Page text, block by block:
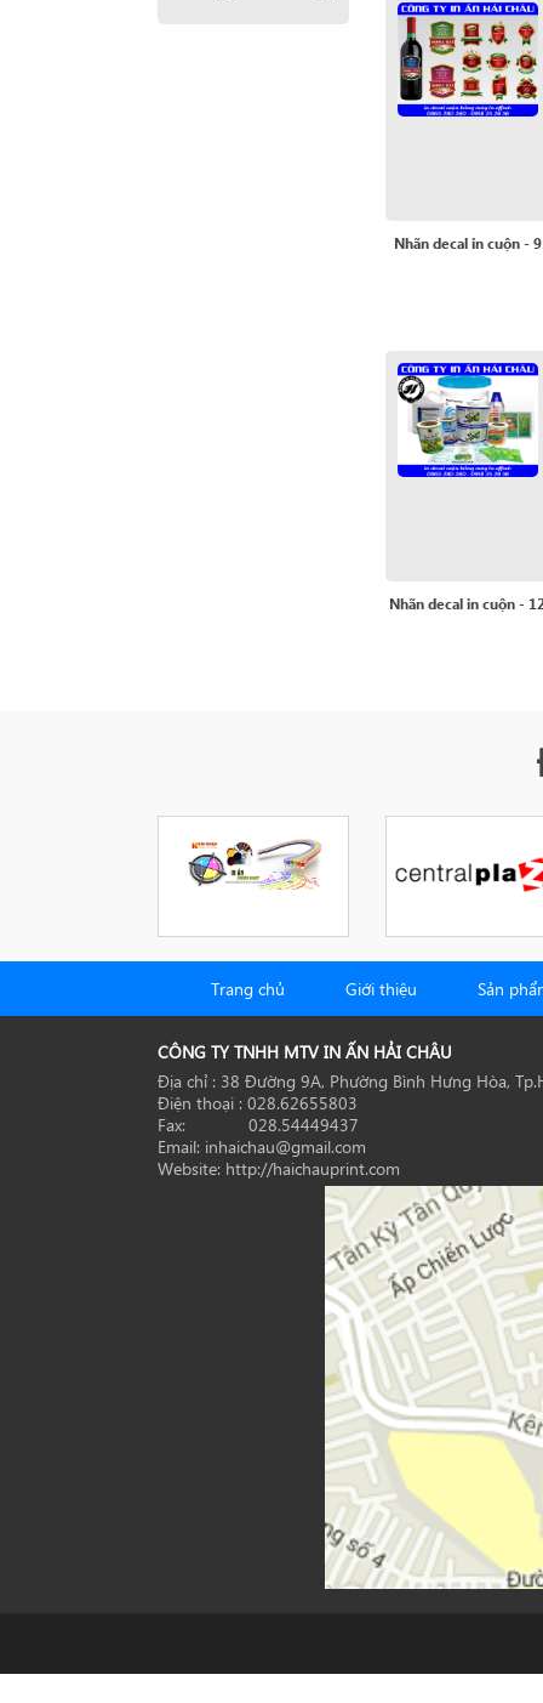
Nhãn decal in cuộn - 9
Nhãn decal in cuộn -
Trang chủ Giới thiệu Sản
CÔNG TY TNHH MTV IN ẤN HẢI CHÂU
Địa chỉ : 38 Đường 9A, Phường Bình Hưng Hòa,
Điện thoại : 028.62655803
Fax: 028.54449437
Email: inhaichau@gmail.com
Website: http://haichauprint.com